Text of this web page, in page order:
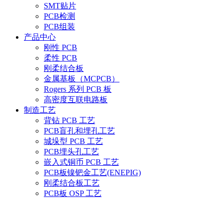
SMT贴片
PCB检测
PCB组装
产品中心
刚性 PCB
柔性 PCB
刚柔结合板
金属基板（MCPCB）
Rogers 系列 PCB 板
高密度互联电路板
制造工艺
背钻 PCB 工艺
PCB盲孔和埋孔工艺
城垛型 PCB 工艺
PCB埋头孔工艺
嵌入式铜币 PCB 工艺
PCB板镍钯金工艺(ENEPIG)
刚柔结合板工艺
PCB板 OSP 工艺